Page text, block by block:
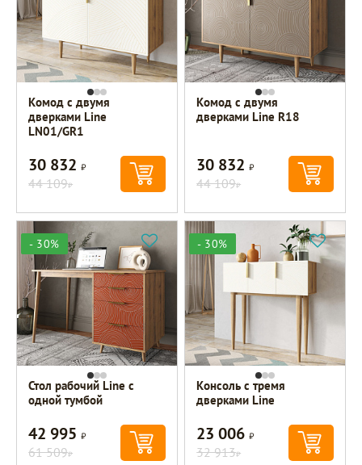
Комод с двумя
дверками Line
LN01/GR1
30 832Р
44 109Р
Комод с двумя
дверками Line R18
30 832Р
44 109Р
- 30%
Стол рабочий Line с
одной тумбой
42 995Р
61 509Р
- 30%
Консоль с тремя
дверками Line
23 006Р
32 913Р